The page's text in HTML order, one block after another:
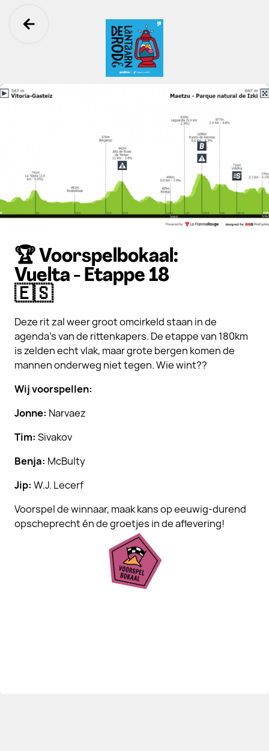
Ga terug
🏆 Voorspelbokaal:
Vuelta - Etappe 18
🇪🇸
Deze rit zal weer groot omcirkeld staan in de
agenda’s van de rittenkapers. De etappe van 180km
is zelden echt vlak, maar grote bergen komen de
mannen onderweg niet tegen. Wie wint??
Wij voorspellen:
Jonne: Narvaez
Tim: Sivakov
Benja: McBulty
Jip: W.J. Lecerf
Voorspel de winnaar, maak kans op eeuwig-durend
opscheprecht én de groetjes in de aflevering!